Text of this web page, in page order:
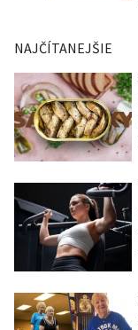
NAJČÍTANEJŠIE